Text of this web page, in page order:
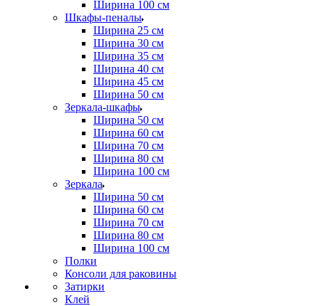
Ширина 100 см
Шкафы-пеналы
Ширина 25 см
Ширина 30 см
Ширина 35 см
Ширина 40 см
Ширина 45 см
Ширина 50 см
Зеркала-шкафы
Ширина 50 см
Ширина 60 см
Ширина 70 см
Ширина 80 см
Ширина 100 см
Зеркала
Ширина 50 см
Ширина 60 см
Ширина 70 см
Ширина 80 см
Ширина 100 см
Полки
Консоли для раковины
Затирки
Клей